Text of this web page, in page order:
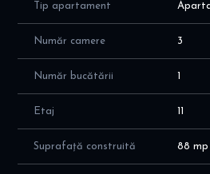
Tip apartament
Număr camere 3
Număr bucătării 1
Etaj 11
Suprafață construită 88 mp